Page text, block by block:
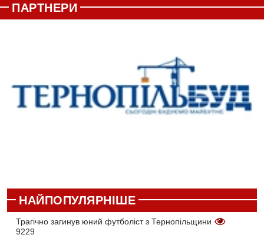
ПАРТНЕРИ
НАЙПОПУЛЯРНІШЕ
Трагічно загинув юний футболіст з Тернопільщини
9229